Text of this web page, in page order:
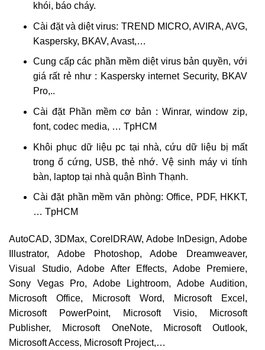
khói, báo cháy.
Cài đặt và diệt virus: TREND MICRO, AVIRA, AVG,
Kaspersky, BKAV, Avast,…
Cung cấp các phần mềm diệt virus bản quyền, với
giá rất rẻ như : Kaspersky internet Security, BKAV
Pro,..
Cài đặt Phần mềm cơ bản : Winrar, window zip,
font, codec media, … TpHCM
Khôi phục dữ liệu pc tại nhà, cứu dữ liệu bị mất
trong ổ cứng, USB, thẻ nhớ. Vệ sinh máy vi tính
bàn, laptop tại nhà quận Bình Thạnh.
Cài đặt phần mềm văn phòng: Office, PDF, HKKT,
… TpHCM
AutoCAD, 3DMax, CorelDRAW, Adobe InDesign, Adobe
Illustrator, Adobe Photoshop, Adobe Dreamweaver,
Visual Studio, Adobe After Effects, Adobe Premiere,
Sony Vegas Pro, Adobe Lightroom, Adobe Audition,
Microsoft Office, Microsoft Word, Microsoft Excel,
Microsoft PowerPoint, Microsoft Visio, Microsoft
Publisher, Microsoft OneNote, Microsoft Outlook,
Microsoft Access, Microsoft Project,…